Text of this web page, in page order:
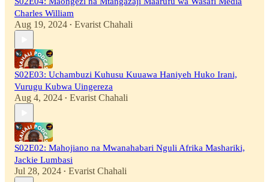
Charles William
Aug 19, 2024 • Evarist Chahali
S02E03: Uchambuzi Kuhusu Kuuawa Haniyeh Huko Irani,
Vurugu Kubwa Uingereza
Aug 4, 2024 • Evarist Chahali
S02E02: Mahojiano na Mwanahabari Nguli Afrika Mashariki,
Jackie Lumbasi
Jul 28, 2024 • Evarist Chahali